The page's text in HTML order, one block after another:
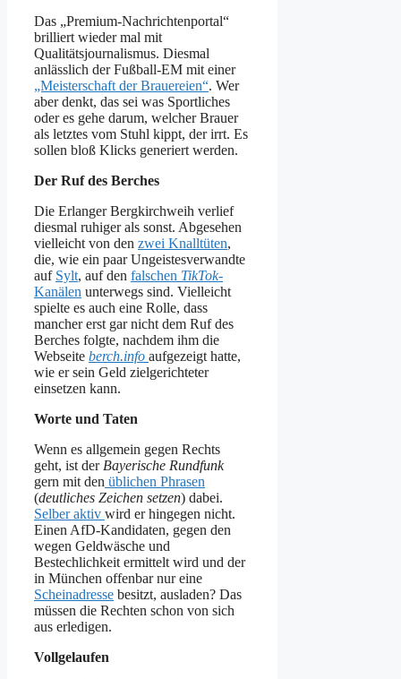
Das „Premium-Nachrichtenportal“
brilliert wieder mal mit
Qualitätsjournalismus. Diesmal
anlässlich der Fußball-EM mit einer
„Meisterschaft der Brauereien“. Wer
aber denkt, das sei was Sportliches
oder es gehe darum, welcher Brauer
als letztes vom Stuhl kippt, der irrt. Es
sollen bloß Klicks generiert werden.
Der Ruf des Berches
Die Erlanger Bergkirchweih verlief
diesmal ruhiger als sonst. Abgesehen
vielleicht von den zwei Knalltüten,
die, wie ein paar Ungeistesverwandte
auf Sylt, auf den falschen TikTok-
Kanälen unterwegs sind. Vielleicht
spielte es auch eine Rolle, dass
mancher erst gar nicht dem Ruf des
Berches folgte, nachdem ihm die
Webseite berch.info aufgezeigt hatte,
wie er sein Geld zielgerichteter
einsetzen kann.
Worte und Taten
Wenn es allgemein gegen Rechts
geht, ist der Bayerische Rundfunk
gern mit den üblichen Phrasen
(deutliches Zeichen setzen) dabei.
Selber aktiv wird er hingegen nicht.
Einen AfD-Kandidaten, gegen den
wegen Geldwäsche und
Bestechlichkeit ermittelt wird und der
in München offenbar nur eine
Scheinadresse besitzt, ausladen? Das
müssen die Rechten schon von sich
aus erledigen.
Vollgelaufen